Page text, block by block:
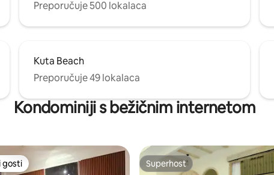
Preporučuje 500 lokalaca
Kuta Beach
Preporučuje 49 lokalaca
Kondominiji s bežičnim internetom
gosti
gosti Superhost
Superhost